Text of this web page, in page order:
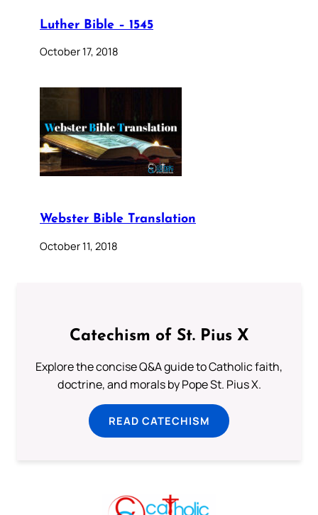
Luther Bible – 1545
October 17, 2018
Webster Bible Translation
October 11, 2018
Catechism of St. Pius X
Explore the concise Q&A guide to Catholic faith,
doctrine, and morals by Pope St. Pius X.
READ CATECHISM